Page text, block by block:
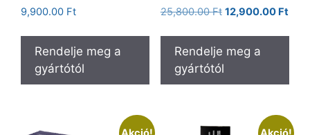
9,900.00 Ft
Rendelje meg a
gyártótól
25,800.00Ft Original
was:
25,800.00 Ft.
12,900.00 Ft
is:
Rendelje meg a
gyártótól